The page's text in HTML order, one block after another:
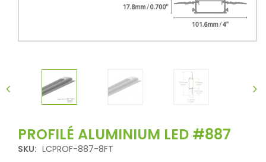
PROFILÉ ALUMINIUM LED #887
SKU: LCPROF-887-8FT